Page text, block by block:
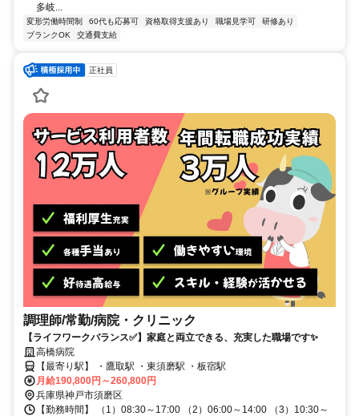
多岐...
変形労働時間制 60代も応募可 資格取得支援あり 職場見学可
研修あり
ブランクOK
交通費支給
正社員
調理師/常勤/病院・クリニック
【ライフワークバランス✅️】家庭と両立できる、充実した職場です✨
高橋病院
【最寄り駅】 ・鷹取駅 ・東須磨駅 ・板宿駅
月給190,800円～260,800円
兵庫県神戸市須磨区
【勤務時間】 （1）08:30～17:00 （2）06:00～14:00 （3）10:30～